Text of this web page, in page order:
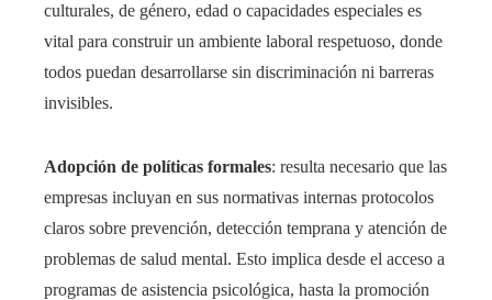
culturales, de género, edad o capacidades especiales es
vital para construir un ambiente laboral respetuoso, donde
todos puedan desarrollarse sin discriminación ni barreras
invisibles.
Adopción de políticas formales: resulta necesario que las
empresas incluyan en sus normativas internas protocolos
claros sobre prevención, detección temprana y atención de
problemas de salud mental. Esto implica desde el acceso a
programas de asistencia psicológica, hasta la promoción